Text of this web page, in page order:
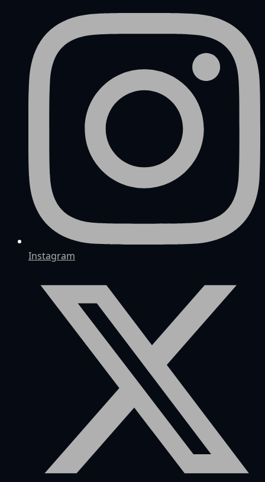
Instagram